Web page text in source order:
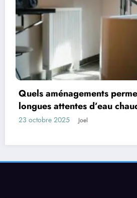
les
Les facteurs qui
d’un bien
13 octobre 2025